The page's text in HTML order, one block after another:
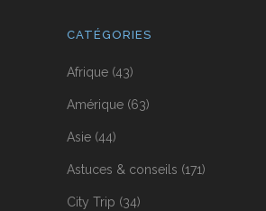
CATÉGORIES
Afrique (43)
Amérique (63)
Asie (44)
Astuces & conseils (171)
City Trip (34)